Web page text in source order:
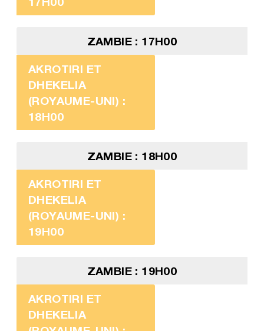
ZAMBIE : 17H00
AKROTIRI ET
DHEKELIA
(ROYAUME-UNI) :
18H00
ZAMBIE : 18H00
AKROTIRI ET
DHEKELIA
(ROYAUME-UNI) :
19H00
ZAMBIE : 19H00
AKROTIRI ET
DHEKELIA